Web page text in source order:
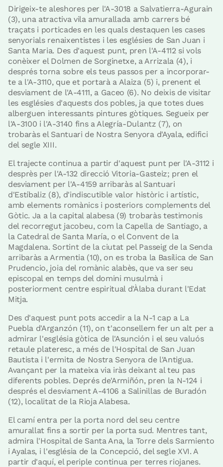
Dirigeix-te aleshores per l'A-3018 a Salvatierra-Agurain
(3), una atractiva vila amurallada amb carrers bé
traçats i porticades en les quals destaquen les cases
senyorials renaixentistes i les esglésies de San Juan i
Santa Maria. Des d'aquest punt, pren l'A-4112 si vols
conèixer el Dolmen de Sorginetxe, a Arrizala (4), i
després torna sobre els teus passos per a incorporar-
te a l'A-3110, que et portarà a Alaiza (5) i, prenent el
desviament de l'A-4111, a Gaceo (6). No deixis de visitar
les esglésies d'aquests dos pobles, ja que totes dues
alberguen interessants pintures gòtiques. Segueix per
l'A-3100 i l'A-3140 fins a Alegría-Dulantz (7), on
trobaràs el Santuari de Nostra Senyora d'Ayala, edifici
del segle XIII.
El trajecte continua a partir d'aquest punt per l'A-3112 i
desprès per l'A-132 direcció Vitoria-Gasteiz; pren el
desviament per l'A-4159 arribaràs al Santuari
d'Estíbaliz (8), d'indiscutible valor històric i artístic,
amb elements romànics i posteriors complements del
Gòtic. Ja a la capital alabesa (9) trobaràs testimonis
del recorregut jacobeu, com la Capella de Santiago, a
la Catedral de Santa María, o el Convent de la
Magdalena. Sortint de la ciutat pel Passeig de la Senda
arribaràs a Armentia (10), on es troba la Basílica de San
Prudencio, joia del romànic alabès, que va ser seu
episcopal en temps del domini musulmà i
posteriorment centre espiritual d'Àlaba durant l'Edat
Mitja.
Des d'aquest punt pots accedir a la N-1 cap a La
Puebla d'Arganzón (11), on t'aconsellem fer un alt per a
admirar l'església gòtica de l'Asunción i el seu valuós
retaule plateresc, a més de l'Hospital de San Juan
Bautista i l'ermita de Nostra Senyora de l'Antigua.
Avançant per la mateixa via iràs deixant al teu pas
diferents pobles. Deprés de'Armiñón, pren la N-124 i
després el desviament A-4106 a Salinillas de Buradón
(12), localitat de la Rioja Alabesa.
El camí entra per la porta nord del seu centre
amurallat fins a sortir per la porta sud. Mentres tant,
admira l'Hospital de Santa Ana, la Torre dels Sarmiento
i Ayalas, i l'església de la Concepció, del segle XVI. A
partir d'aquí, el periple continua per terres riojanes.